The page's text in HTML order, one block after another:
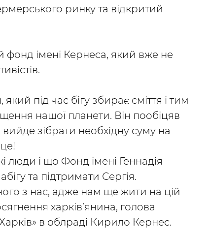
ринку та відкритий
імені Кернеса, який вже не
під час бігу збирає сміття і тим
нашої планети. Він пообіцяв
зібрати необхідну суму на
люди і що Фонд імені Геннадія
та підтримати Сергія.
з нас, адже нам ще жити на цій
харків’янина, голова
в облраді Кирило Кернес.